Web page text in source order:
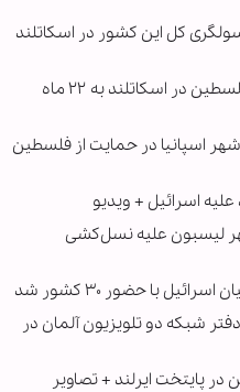
کل این کشور در اسکاتلند
فرد مهاجم به دانشجوی حامی فلسطین در اسکاتلند به ۲۲ ماه
تظاهرات گسترده در بیش از ۴۰ شهر اسپانیا در حمایت از فلسطین
اسرائیل + ویدیو
لیسبون علیه نسل‌کشی
با حضور ۳۰ کشور شد
شبکه دو تلویزیون آلمان در
پایتخت ایرلند + تصاویر